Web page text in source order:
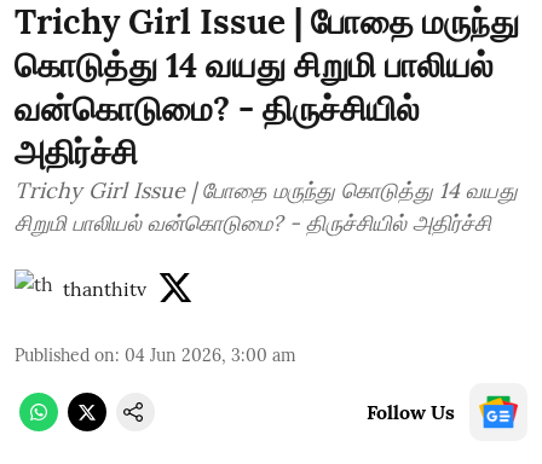
Trichy Girl Issue | போதை மருந்து
கொடுத்து 14 வயது சிறுமி பாலியல்
வன்கொடுமை? - திருச்சியில்
அதிர்ச்சி
Trichy Girl Issue | போதை மருந்து கொடுத்து 14 வயது
சிறுமி பாலியல் வன்கொடுமை? - திருச்சியில் அதிர்ச்சி
thanthitv
Published on: 04 Jun 2026, 3:00 am
Follow Us